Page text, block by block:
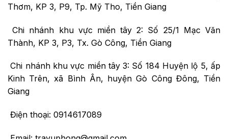
Thơm, KP 3, P9, Tp. Mỹ Tho, Tiền Giang
Chi nhánh khu vực miền tây 2: Số 25/1 Mạc Văn
Thành, KP 3, P3, Tx. Gò Công, Tiền Giang
Chi nhánh khu vực miền tây 3: Số 184 Huyện lộ 5, ấp
Kinh Trên, xã Bình Ân, huyện Gò Công Đông, Tiền
Giang
Điện thoại: 0914617089